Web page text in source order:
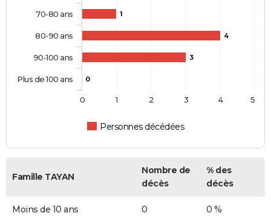
1
4
3
0
Personnes décédées
70-80 ans
80-90 ans
90-100 ans
Plus de 100 ans
0 1 2 3 4 5
Famille TAYAN
Nombre de
décès
% des
décès
Moins de 10 ans 0 0 %